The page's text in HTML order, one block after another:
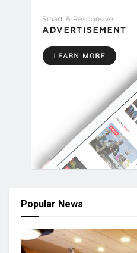
Popular News